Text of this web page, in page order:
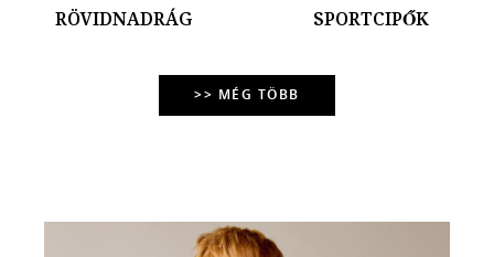
RÖVIDNADRÁG SPORTCIPŐK
>> MÉG TÖBB